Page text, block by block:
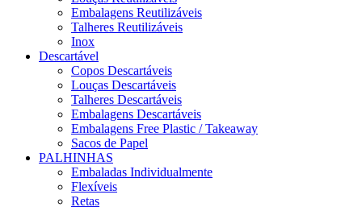
Embalagens Reutilizáveis
Talheres Reutilizáveis
Inox
Descartável
Copos Descartáveis
Louças Descartáveis
Talheres Descartáveis
Embalagens Descartáveis
Embalagens Free Plastic / Takeaway
Sacos de Papel
PALHINHAS
Embaladas Individualmente
Flexíveis
Retas